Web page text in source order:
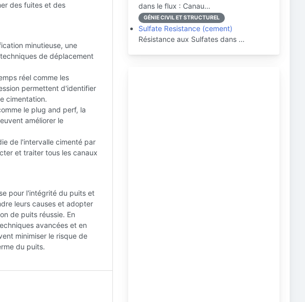
des fuites et des
minutieuse, une
de déplacement
réel comme les
permettent d'identifier
cimentation.
le plug and perf, la
améliorer le
de l'intervalle cimenté par
et traiter tous les canaux
pour l'intégrité du puits et
leurs causes et adopter
de puits réussie. En
avancées et en
minimiser le risque de
du puits.
dans le flux : Canau…
GÉNIE CIVIL ET STRUCTUREL
Sulfate Resistance (cement)
Résistance aux Sulfates dans …